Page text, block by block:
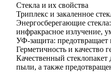
Стекла и их свойства
Триплекс и закаленное
Энергосберегающие
инфракрасное излучение,
УФ-защита:
Герметичность и качество
Качественный
пыли, а также